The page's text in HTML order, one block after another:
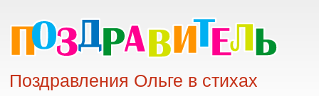
Поздравления Ольге в стихах